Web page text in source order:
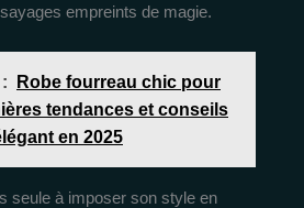
empreints de magie.
Robe fourreau chic pour
tendances et conseils
en 2025
seule à imposer son style en